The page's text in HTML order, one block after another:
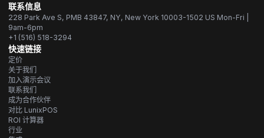
联系信息
228 Park Ave S, PMB 43847, NY, New York 10003-1502 US Mon-Fri |
9am-6pm
+1 (516) 518-3294
快速链接
定价
关于我们
加入演示会议
联系我们
成为合作伙伴
对比 LunixPOS
ROI 计算器
行业